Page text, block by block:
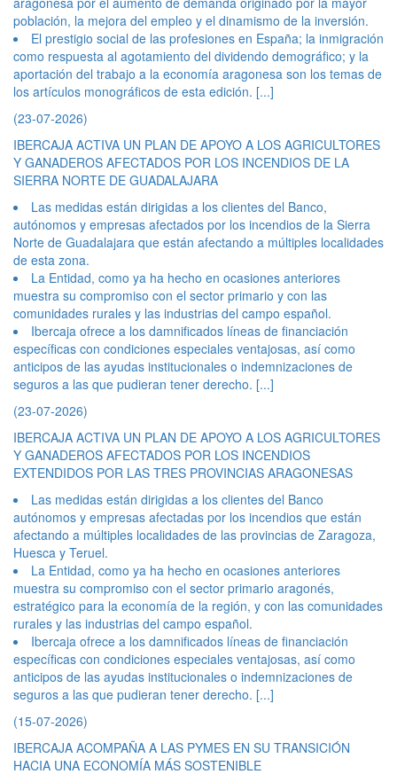
población, la mejora del empleo y el dinamismo de la inversión.
El prestigio social de las profesiones en España; la inmigración
como respuesta al agotamiento del dividendo demográfico; y la
aportación del trabajo a la economía aragonesa son los temas de
los artículos monográficos de esta edición. [...]
(23-07-2026)
IBERCAJA ACTIVA UN PLAN DE APOYO A LOS AGRICULTORES
Y GANADEROS AFECTADOS POR LOS INCENDIOS DE LA
SIERRA NORTE DE GUADALAJARA
Las medidas están dirigidas a los clientes del Banco,
autónomos y empresas afectados por los incendios de la Sierra
Norte de Guadalajara que están afectando a múltiples localidades
de esta zona.
La Entidad, como ya ha hecho en ocasiones anteriores
muestra su compromiso con el sector primario y con las
comunidades rurales y las industrias del campo español.
Ibercaja ofrece a los damnificados líneas de financiación
específicas con condiciones especiales ventajosas, así como
anticipos de las ayudas institucionales o indemnizaciones de
seguros a las que pudieran tener derecho. [...]
(23-07-2026)
IBERCAJA ACTIVA UN PLAN DE APOYO A LOS AGRICULTORES
Y GANADEROS AFECTADOS POR LOS INCENDIOS
EXTENDIDOS POR LAS TRES PROVINCIAS ARAGONESAS
Las medidas están dirigidas a los clientes del Banco
autónomos y empresas afectadas por los incendios que están
afectando a múltiples localidades de las provincias de Zaragoza,
Huesca y Teruel.
La Entidad, como ya ha hecho en ocasiones anteriores
muestra su compromiso con el sector primario aragonés,
estratégico para la economía de la región, y con las comunidades
rurales y las industrias del campo español.
Ibercaja ofrece a los damnificados líneas de financiación
específicas con condiciones especiales ventajosas, así como
anticipos de las ayudas institucionales o indemnizaciones de
seguros a las que pudieran tener derecho. [...]
(15-07-2026)
IBERCAJA ACOMPAÑA A LAS PYMES EN SU TRANSICIÓN
HACIA UNA ECONOMÍA MÁS SOSTENIBLE